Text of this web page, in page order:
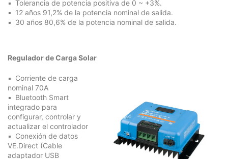
Tolerancia de potencia positiva de 0 ~ +3%.
12 años 91,2% de la potencia nominal de salida.
30 años 80,6% de la potencia nominal de salida.
Regulador de Carga Solar
Corriente de carga
nominal 70A
Bluetooth Smart
integrado para
configurar, controlar y
actualizar el controlador
Conexión de datos
VE.Direct (Cable
adaptador USB